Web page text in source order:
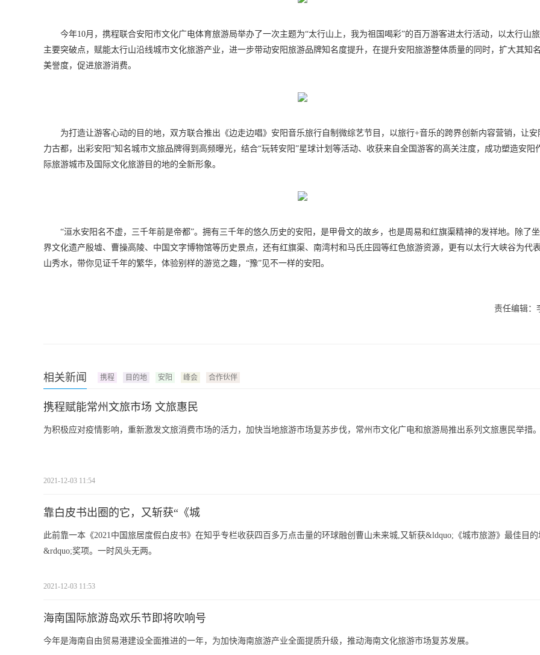
今年10月，携程联合安阳市文化广电体育旅游局举办了一次主题为“太行山上，我为祖国喝彩”的百万游客进太行活动，以太行山
主要突破点，赋能太行山沿线城市文化旅游产业，进一步带动安阳旅游品牌知名度提升，在提升安阳旅游整体质量的同时，扩大其知
美誉度，促进旅游消费。
为打造让游客心动的目的地，双方联合推出《边走边唱》安阳音乐旅行自制微综艺节目，以旅行+音乐的跨界创新内容营销，让安
力古都，出彩安阳”知名城市文旅品牌得到高频曝光，结合“玩转安阳”星球计划等活动、收获来自全国游客的高关注度，成功塑造安阳
际旅游城市及国际文化旅游目的地的全新形象。
“洹水安阳名不虚，三千年前是帝都”。拥有三千年的悠久历史的安阳，是甲骨文的故乡，也是周易和红旗渠精神的发祥地。除了
界文化遗产殷墟、曹操高陵、中国文字博物馆等历史景点，还有红旗渠、南湾村和马氏庄园等红色旅游资源，更有以太行大峡谷为代
山秀水，带你见证千年的繁华，体验别样的游览之趣，“豫”见不一样的安阳。
责任编辑：
相关新闻 携程 目的地 安阳 峰会 合作伙伴
携程赋能常州文旅市场 文旅惠民
为积极应对疫情影响，重新激发文旅消费市场的活力，加快当地旅游市场复苏步伐，常州市文化广电和旅游局推出系列文旅惠民举措
2021-12-03 11:54
靠白皮书出圈的它，又斩获“《城
此前靠一本《2021中国旅居度假白皮书》在知乎专栏收获四百多万点击量的环球融创曹山未来城,又斩获&ldquo;《城市旅游》最佳目的
&rdquo;奖项。一时风头无两。
2021-12-03 11:53
海南国际旅游岛欢乐节即将吹响号
今年是海南自由贸易港建设全面推进的一年，为加快海南旅游产业全面提质升级，推动海南文化旅游市场复苏发展。